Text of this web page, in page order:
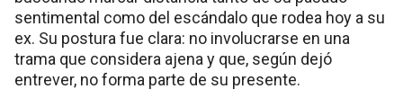
sentimental como del escándalo que rodea hoy a su
ex. Su postura fue clara: no involucrarse en una
trama que considera ajena y que, según dejó
entrever, no forma parte de su presente.